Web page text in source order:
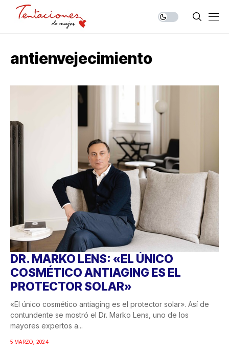
antienvejecimiento
DR. MARKO LENS: «EL ÚNICO
COSMÉTICO ANTIAGING ES EL
PROTECTOR SOLAR»
«El único cosmético antiaging es el protector solar». Así de
contundente se mostró el Dr. Marko Lens, uno de los
mayores expertos a...
5 MARZO, 2024